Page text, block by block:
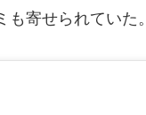
寄せられていた。